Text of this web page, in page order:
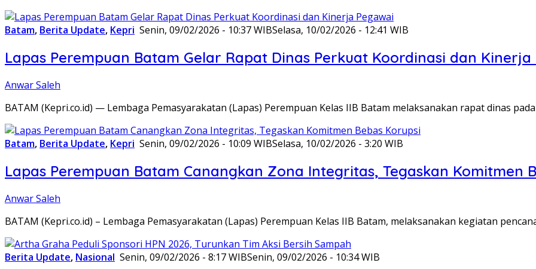
Batam, Berita Update, Kepri Senin, 09/02/2026 - 10:37 WIBSelasa, 10/02/2026 - 12:41 WIB
Lapas Perempuan Batam Gelar Rapat Dinas Perkuat Koordinasi dan Kinerja
Anwar Saleh
BATAM (Kepri.co.id) — Lembaga Pemasyarakatan (Lapas) Perempuan Kelas IIB Batam melaksanakan rapat dinas
Batam, Berita Update, Kepri Senin, 09/02/2026 - 10:09 WIBSelasa, 10/02/2026 - 3:20 WIB
Lapas Perempuan Batam Canangkan Zona Integritas, Tegaskan Komitmen
Anwar Saleh
BATAM (Kepri.co.id) – Lembaga Pemasyarakatan (Lapas) Perempuan Kelas IIB Batam, melaksanakan kegiatan
Berita Update, Nasional Senin, 09/02/2026 - 8:17 WIBSenin, 09/02/2026 - 10:34 WIB